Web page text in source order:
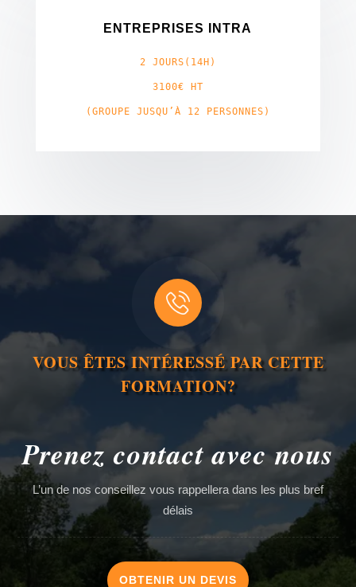
ENTREPRISES INTRA
2 JOURS(14H)
3100€ HT
(GROUPE JUSQU’À 12 PERSONNES)
VOUS ÊTES INTÉRESSÉ PAR CETTE
FORMATION?
Prenez contact avec nous
L’un de nos conseillez vous rappellera dans les plus bref
délais
OBTENIR UN DEVIS